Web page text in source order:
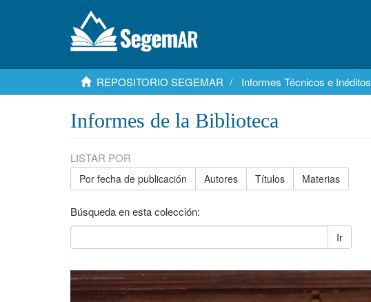
REPOSITORIO SEGEMAR Informes Técnicos e Inéditos
Informes de la Biblioteca
LISTAR POR
Por fecha de publicación Autores Títulos Materias
Búsqueda en esta colección:
Ir